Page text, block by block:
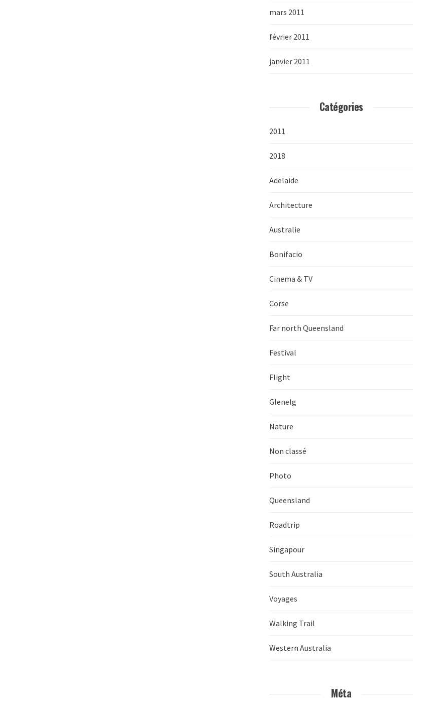
mars 2011
février 2011
janvier 2011
Catégories
2011
2018
Adelaide
Architecture
Australie
Bonifacio
Cinema & TV
Corse
Far north Queensland
Festival
Flight
Glenelg
Nature
Non classé
Photo
Queensland
Roadtrip
Singapour
South Australia
Voyages
Walking Trail
Western Australia
Méta